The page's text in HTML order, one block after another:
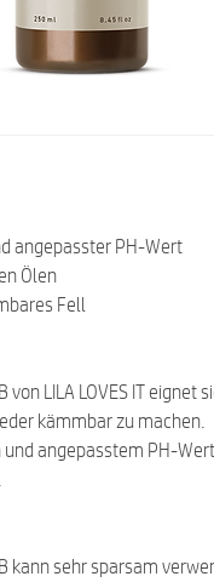
angepasster PH-Wert
Ölen
Fell
von LILA LOVES IT
kämmbar zu machen.
angepasstem PH-
kann sehr sparsam